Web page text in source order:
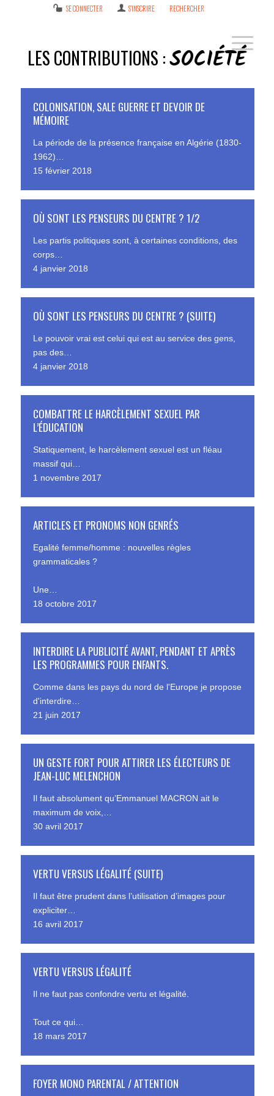
SE CONNECTER S’INSCRIRE RECHERCHER
LES CONTRIBUTIONS :SOCIÉTÉ
COLONISATION, SALE GUERRE ET DEVOIR DE
MÉMOIRE
La période de la présence française en Algérie (1830-
1962)…
15 février 2018
OÙ SONT LES PENSEURS DU CENTRE ? 1/2
Les partis politiques sont, à certaines conditions, des
corps…
4 janvier 2018
OÙ SONT LES PENSEURS DU CENTRE ? (SUITE)
Le pouvoir vrai est celui qui est au service des gens,
pas des…
4 janvier 2018
COMBATTRE LE HARCÈLEMENT SEXUEL PAR
L’ÉDUCATION
Statiquement, le harcèlement sexuel est un fléau
massif qui…
1 novembre 2017
ARTICLES ET PRONOMS NON GENRÉS
Egalité femme/homme : nouvelles règles
grammaticales ?
Une…
18 octobre 2017
INTERDIRE LA PUBLICITÉ AVANT, PENDANT ET APRÈS
LES PROGRAMMES POUR ENFANTS.
Comme dans les pays du nord de l'Europe je propose
d'interdire…
21 juin 2017
UN GESTE FORT POUR ATTIRER LES ÉLECTEURS DE
JEAN-LUC MELENCHON
Il faut absolument qu’Emmanuel MACRON ait le
maximum de voix,…
30 avril 2017
VERTU VERSUS LÉGALITÉ (SUITE)
Il faut être prudent dans l’utilisation d’images pour
expliciter…
16 avril 2017
VERTU VERSUS LÉGALITÉ
Il ne faut pas confondre vertu et légalité.
Tout ce qui…
18 mars 2017
FOYER MONO PARENTAL / ATTENTION